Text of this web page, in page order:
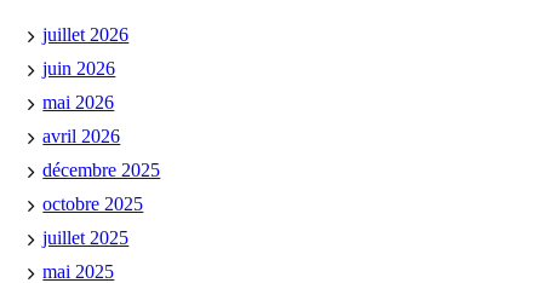
juillet 2026
juin 2026
mai 2026
avril 2026
décembre 2025
octobre 2025
juillet 2025
mai 2025